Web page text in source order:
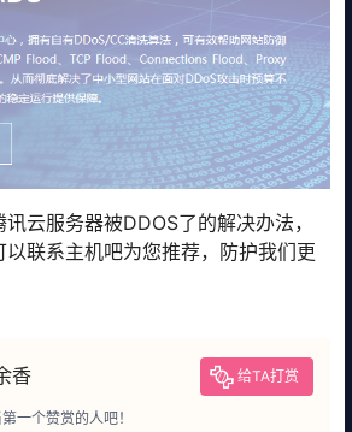
云服务器被DDOS了的解决办法，
联系主机吧为您推荐，防护我们更
香 给TA打赏
一个赞赏的人吧！